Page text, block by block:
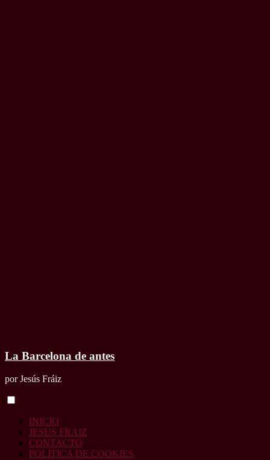
La Barcelona de antes
por Jesús Fráiz
INICIO
JESÚS FRAIZ
CONTACTO
POLITICA DE COOKIES